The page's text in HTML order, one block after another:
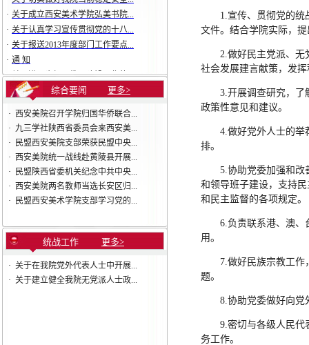
综合要闻 更多>
· 西安美院召开学院归国华侨联合...
· 九三学社陕西省委员会来西安美...
·
民盟西安美院支部荣获民盟中央...
· 西安美院统一战线赴黄陵县开展...
·
民盟陕西省委机关纪念中共中央...
· 西安美院两名教师当选长安区归...
·
民盟西安美术学院支部学习党的...
统战工作 更多>
· 关于在我院党外代表人士中开展...
· 关于建立健全我院无党派人士政...
1.宣传、贯彻党的
文件。结合学院实际，
2.做好民主党派、无
社会发展建言献策，发
3.开展调查研究，了
政策性意见和建议。
4.做好党外人士的举
排。
5.协助党委加强和改
和领导班子建设，支持
和民主监督的各项规定。
6.负责联系港、澳、
用。
7.做好民族宗教工
题。
8.协助党委做好向党
9.密切与各级人民代
务工作。